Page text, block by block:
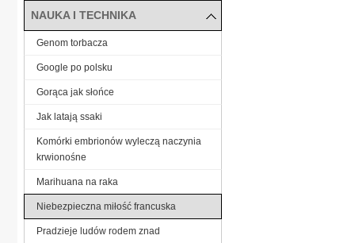
NAUKA I TECHNIKA
Genom torbacza
Google po polsku
Gorąca jak słońce
Jak latają ssaki
Komórki embrionów wyleczą naczynia
krwionośne
Marihuana na raka
Niebezpieczna miłość francuska
Pradzieje ludów rodem znad